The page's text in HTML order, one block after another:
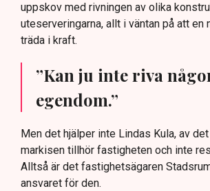
uppskov med rivningen av olika
uteserveringarna, allt i väntan på att en
träda i kraft.
”Kan ju inte riva
egendom.”
Men det hjälper inte Lindas Kula, av
markisen tillhör fastigheten och inte
Alltså är det fastighetsägaren
ansvaret för den.